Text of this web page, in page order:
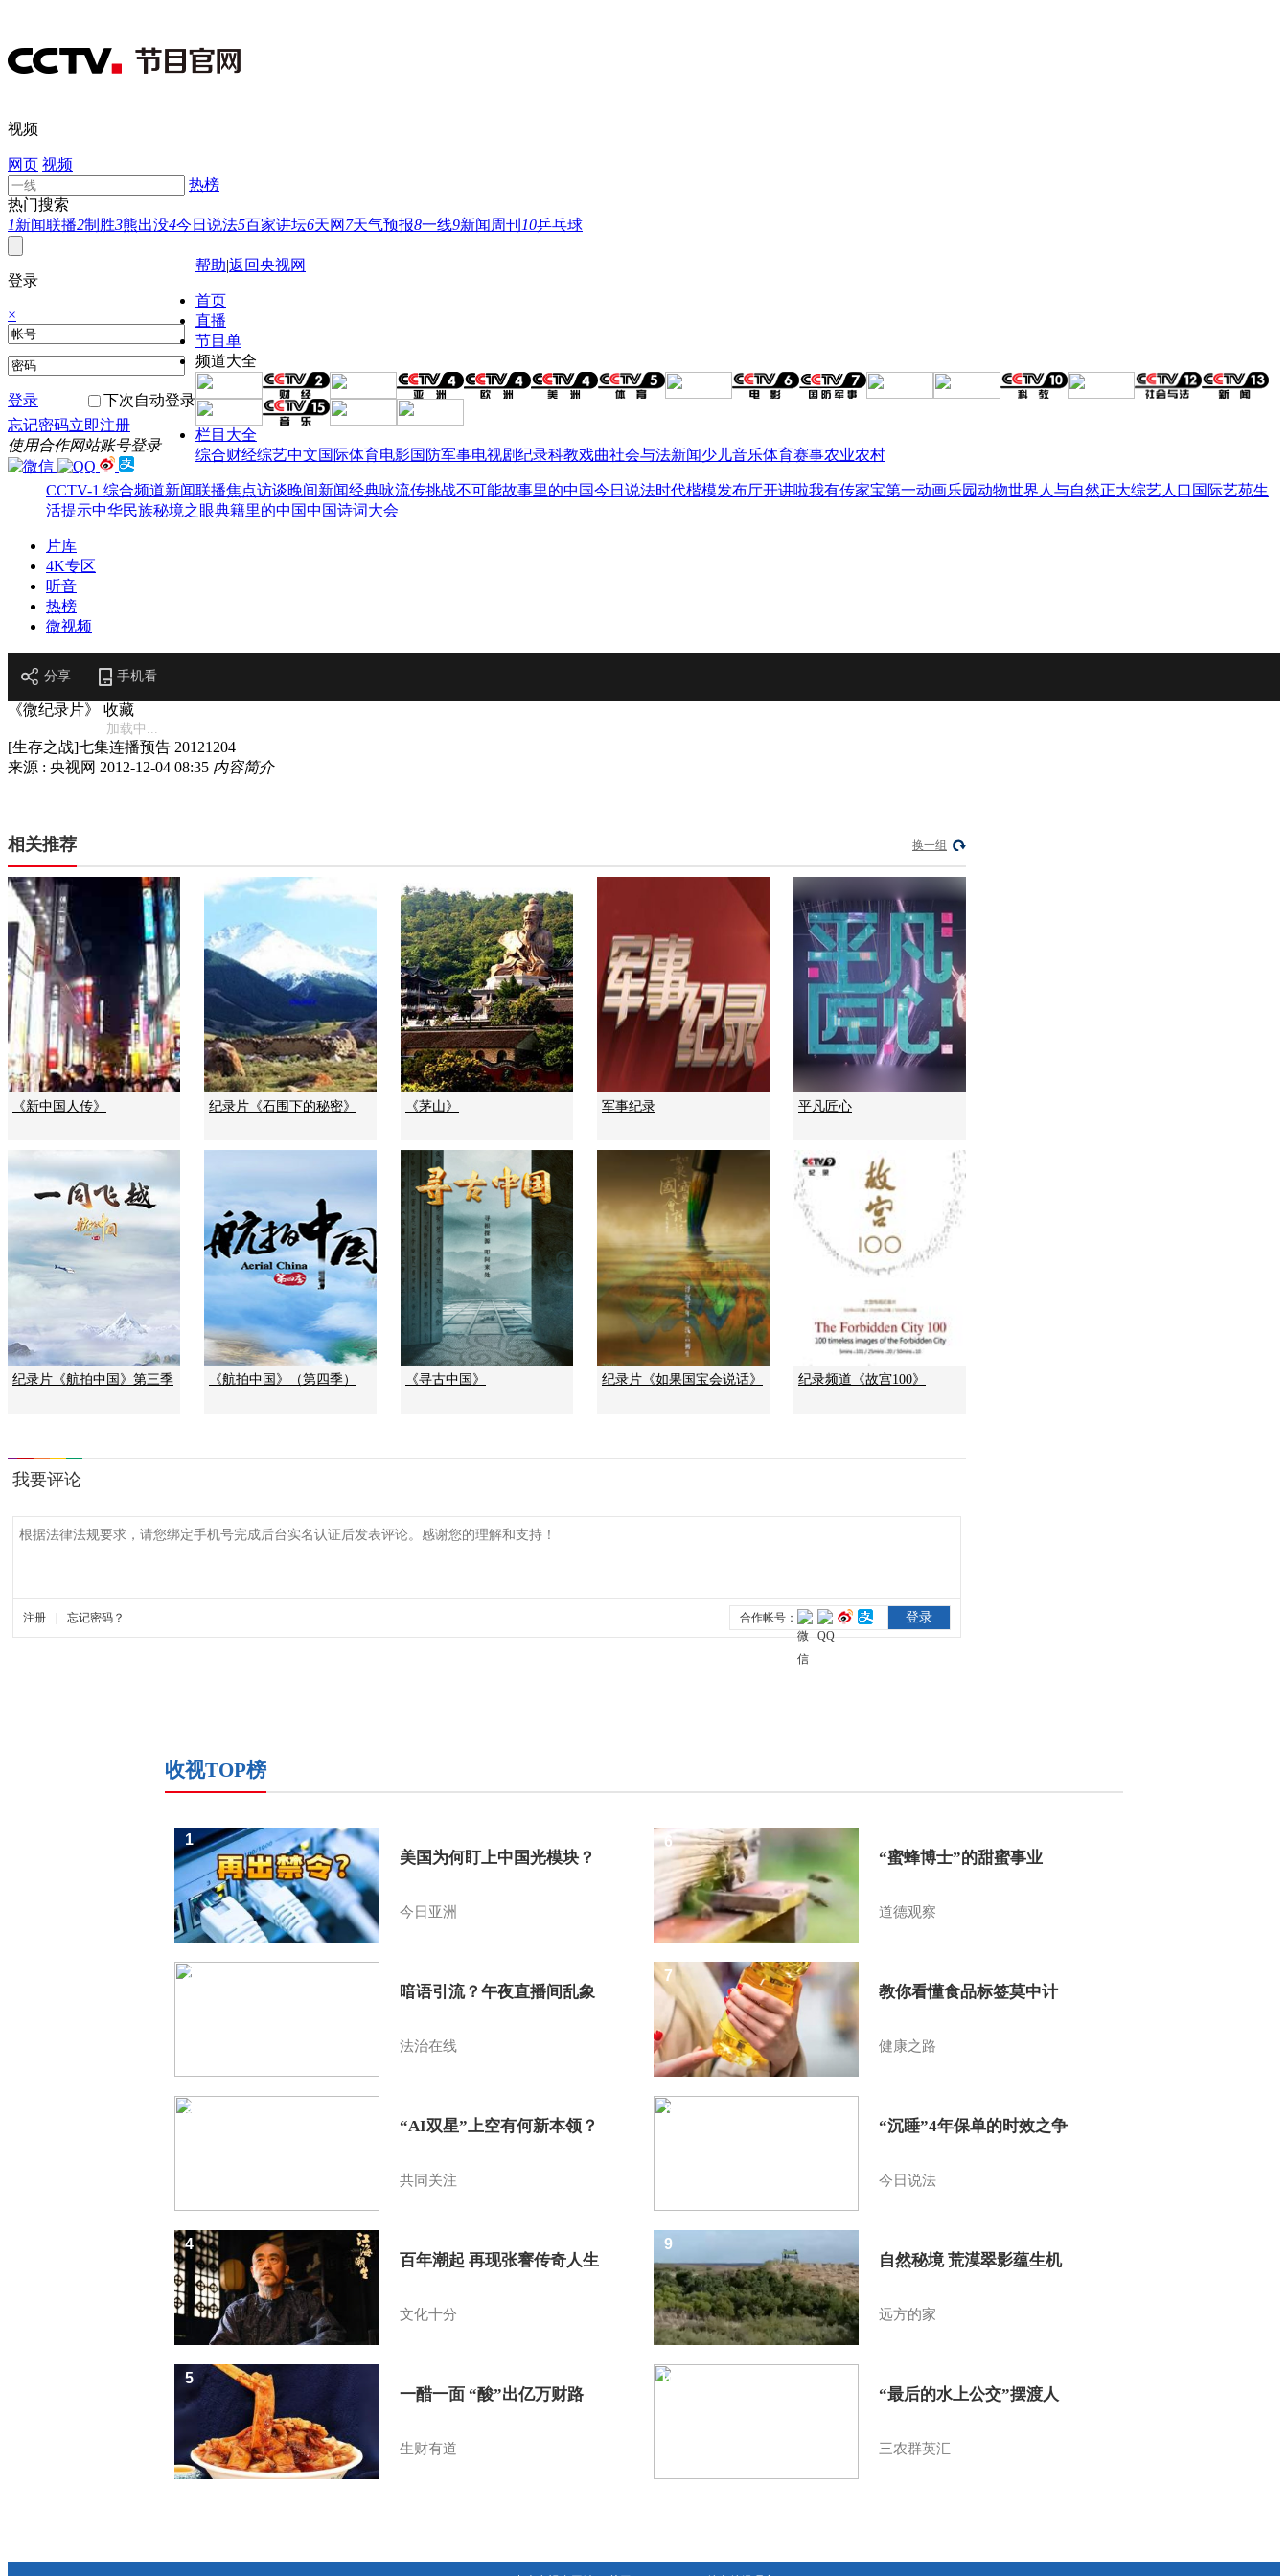
视频
网页 视频
热榜
热门搜索
1新闻联播2制胜3熊出没4今日说法5百家讲坛6天网 7天气预报8一线9新闻周刊 10乒乓球
登录
×
登录
下次自动登录
忘记密码立即注册
使用合作网站账号登录
帮助|返回央视网
首页
直播
节目单
频道大全
栏目大全
综合财经综艺中文国际体育电影国防军事电视剧纪录科教戏曲社会与法新闻少儿音乐体育赛事农业农村
CCTV-1 综合频道新闻联播焦点访谈晚间新闻经典咏流传挑战不可能故事里的中国今日说法时代楷模发布厅开讲啦我有传家宝第一动画乐园动物世界 人与自然正大综艺人口 国际艺苑生
活提示中华民族秘境之眼典籍里的中国中国诗词大会
片库
4K专区
听音
热榜
微视频
分享 手机看
《微纪录片》 收藏
加载中...
[生存之战]七集连播预告 20121204
来源 : 央视网 2012-12-04 08:35 内容简介
相关推荐 换一组
《新中国人传》 纪录片《石围下的秘密》 《茅山》 军事纪录 平凡匠心
纪录片《航拍中国》第三季 《航拍中国》（第四季） 《寻古中国》 纪录片《如果国宝会说话》 纪录频道《故宫100》
收视TOP榜
美国为何盯上中国光模块？
今日亚洲
1
暗语引流？午夜直播间乱象
法治在线
2
“AI双星”上空有何新本领？
共同关注
3
百年潮起 再现张謇传奇人生
文化十分
4
一醋一面 “酸”出亿万财路
生财有道
5
“蜜蜂博士”的甜蜜事业
道德观察
6
教你看懂食品标签莫中计
健康之路
7
“沉睡”4年保单的时效之争
今日说法
8
自然秘境 荒漠翠影蕴生机
远方的家
9
“最后的水上公交”摆渡人
三农群英汇
10